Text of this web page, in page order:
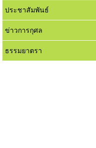
ประชาสัมพันธ์
ข่าวการกุศล
ธรรมยาตรา